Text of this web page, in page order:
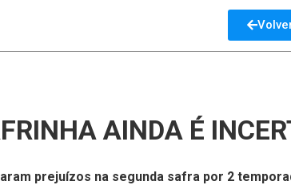
AINDA É
prejuízos na segunda safra por 2